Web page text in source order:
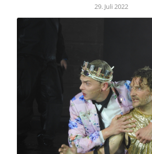
29. Juli 2022